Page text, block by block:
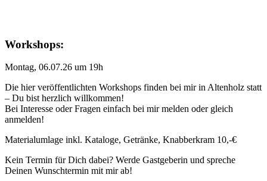
Workshops:
Montag, 06.07.26 um 19h
Die hier veröffentlichten Workshops finden bei mir in Altenholz statt
– Du bist herzlich willkommen!
Bei Interesse oder Fragen einfach bei mir melden oder gleich
anmelden!
Materialumlage inkl. Kataloge, Getränke, Knabberkram 10,-€
Kein Termin für Dich dabei? Werde Gastgeberin und spreche
Deinen Wunschtermin mit mir ab!